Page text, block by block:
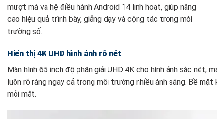
mượt mà và hệ điều hành Android 14 linh hoạt, giúp nâng
cao hiệu quả trình bày, giảng dạy và cộng tác trong môi
trường số.
Hiển thị 4K UHD hình ảnh rõ nét
Màn hình 65 inch độ phân giải UHD 4K cho hình ảnh sắc
luôn rõ ràng ngay cả trong môi trường nhiều ánh sáng. Bề
mỏi mắt.